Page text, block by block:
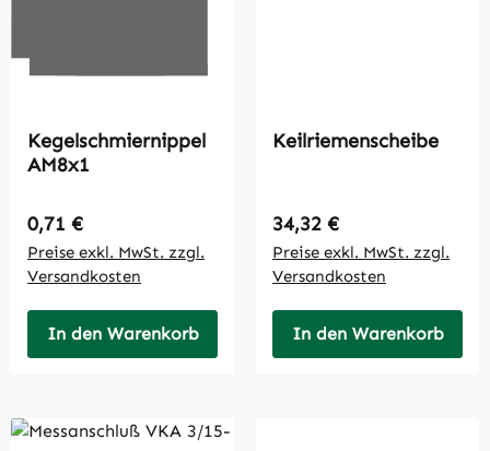
Kegelschmiernippel
AM8x1
Regulärer Preis:
0,71 €
Preise exkl. MwSt. zzgl.
Versandkosten
In den Warenkorb
Keilriemenscheibe
Regulärer Preis:
34,32 €
Preise exkl. MwSt. zzgl.
Versandkosten
In den Warenkorb